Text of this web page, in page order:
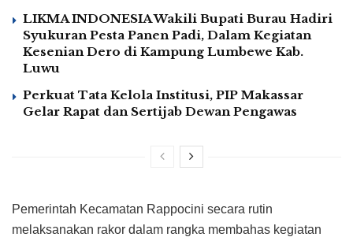
LIKMA INDONESIA Wakili Bupati Burau Hadiri
Syukuran Pesta Panen Padi, Dalam Kegiatan
Kesenian Dero di Kampung Lumbewe Kab.
Luwu
Perkuat Tata Kelola Institusi, PIP Makassar
Gelar Rapat dan Sertijab Dewan Pengawas
Pemerintah Kecamatan Rappocini secara rutin
melaksanakan rakor dalam rangka membahas kegiatan